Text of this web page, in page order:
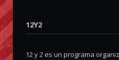
12Y2
12 y 2 es un programa